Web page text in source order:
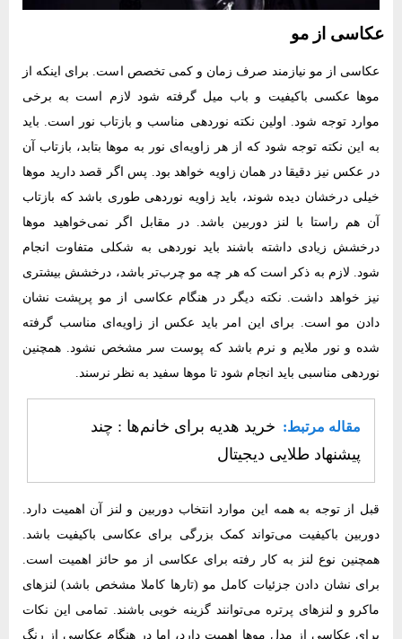
عکاسی از مو
عکاسی از مو نیازمند صرف زمان و کمی تخصص است. برای اینکه از
موها عکسی باکیفیت و باب میل گرفته شود لازم است به برخی
موارد توجه شود. اولین نکته نوردهی مناسب و بازتاب نور است. باید
به این نکته توجه شود که از هر زاویه‌ای نور به موها بتابد، بازتاب آن
در عکس نیز دقیقا در همان زاویه خواهد بود. پس اگر قصد دارید موها
خیلی درخشان دیده شوند، باید زاویه نوردهی طوری باشد که بازتاب
آن هم راستا با لنز دوربین باشد. در مقابل اگر نمی‌خواهید موها
درخشش زیادی داشته باشند باید نوردهی به شکلی متفاوت انجام
شود. لازم به ذکر است که هر چه مو چرب‌تر باشد، درخشش بیشتری
نیز خواهد داشت. نکته دیگر در هنگام عکاسی از مو پرپشت نشان
دادن مو است. برای این امر باید عکس از زاویه‌ای مناسب گرفته
شده و نور ملایم و نرم باشد که پوست سر مشخص نشود. همچنین
نوردهی مناسبی باید انجام شود تا موها سفید به نظر نرسند.
مقاله مرتبط: خرید هدیه برای خانم‌ها : چند
پیشنهاد طلایی دیجیتال
قبل از توجه به همه این موارد انتخاب دوربین و لنز آن اهمیت دارد.
دوربین باکیفیت می‌تواند کمک بزرگی برای عکاسی باکیفیت باشد.
همچنین نوع لنز به کار رفته برای عکاسی از مو حائز اهمیت است.
برای نشان دادن جزئیات کامل مو (تارها کاملا مشخص باشد) لنزهای
ماکرو و لنزهای پرتره می‌توانند گزینه خوبی باشند. تمامی این نکات
برای عکاسی از مدل موها اهمیت دارد، اما در هنگام عکاسی از رنگ